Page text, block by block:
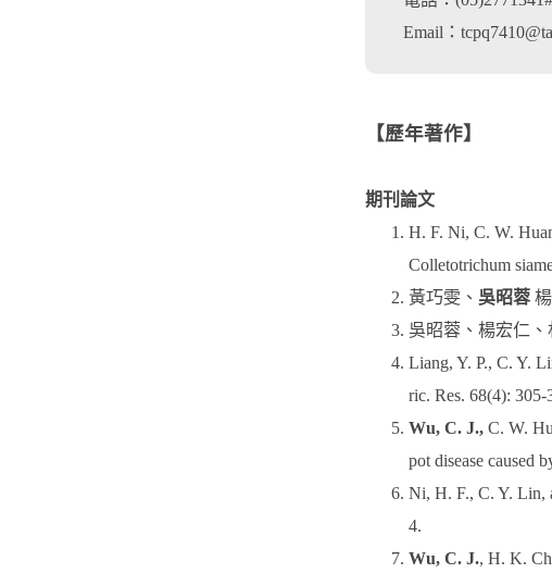
Email：
【歷年著作】
期刊論文
H. F. Ni, C. W.
Colletotrichum
黃巧雯、 吳昭蓉
吳昭蓉、楊宏仁
Liang, Y. P., C. Y.
ric. Res. 68(4): 305-
Wu, C. J.,C. W.
pot disease caused
Ni, H. F., C. Y. Lin,
4.
Wu, C. J., H. K.